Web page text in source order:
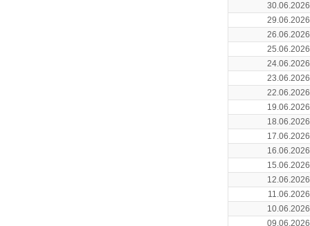
30.06.2026
29.06.2026
26.06.2026
25.06.2026
24.06.2026
23.06.2026
22.06.2026
19.06.2026
18.06.2026
17.06.2026
16.06.2026
15.06.2026
12.06.2026
11.06.2026
10.06.2026
09.06.2026